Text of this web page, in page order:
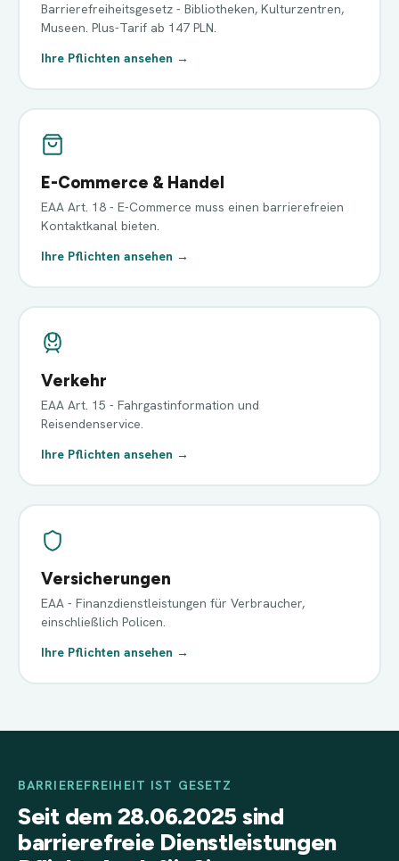
Barrierefreiheitsgesetz - Bibliotheken, Kulturzentren,
Museen. Plus-Tarif ab 147 PLN.
Ihre Pflichten ansehen →
E-Commerce & Handel
EAA Art. 18 - E-Commerce muss einen barrierefreien
Kontaktkanal bieten.
Ihre Pflichten ansehen →
Verkehr
EAA Art. 15 - Fahrgastinformation und
Reisendenservice.
Ihre Pflichten ansehen →
Versicherungen
EAA - Finanzdienstleistungen für Verbraucher,
einschließlich Policen.
Ihre Pflichten ansehen →
BARRIEREFREIHEIT IST GESETZ
Seit dem 28.06.2025 sind
barrierefreie Dienstleistungen